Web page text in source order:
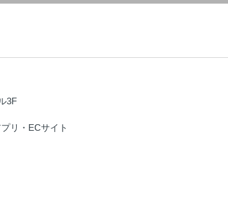
3F
リ・ECサイト